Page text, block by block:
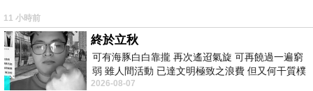
11 小時前
終於立秋
可有海豚白白靠攏 再次遙迢氣旋 可再饒過一遍窮
弱 雖人間活動 已達文明極致之浪費 但又何干質樸
者 只能白白陪葬
2026-08-07